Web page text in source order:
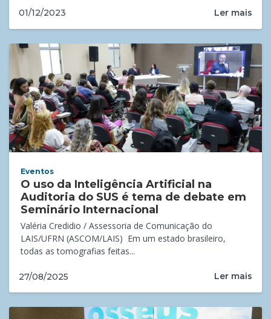
01/12/2023 Ler mais
Eventos
O uso da Inteligência Artificial na
Auditoria do SUS é tema de debate em
Seminário Internacional
Valéria Credidio / Assessoria de Comunicação do
LAIS/UFRN (ASCOM/LAIS) Em um estado brasileiro,
todas as tomografias feitas...
27/08/2025 Ler mais